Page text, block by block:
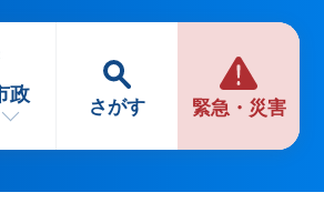
さがす 緊急・災害
政